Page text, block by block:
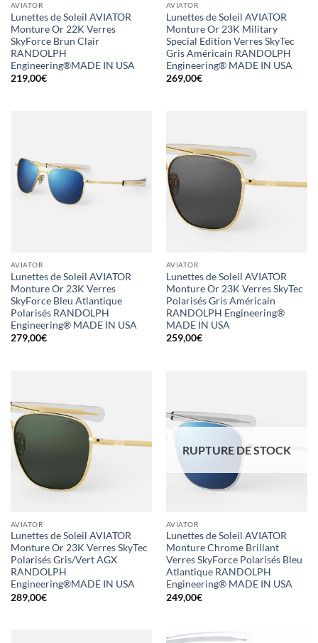
AVIATOR
Lunettes de Soleil AVIATOR
Monture Or 22K Verres
SkyForce Brun Clair
RANDOLPH
Engineering®MADE IN USA
219,00€
AVIATOR
Lunettes de Soleil AVIATOR
Monture Or 23K Military
Special Edition Verres SkyTec
Gris Américain RANDOLPH
Engineering® MADE IN USA
269,00€
AVIATOR
Lunettes de Soleil AVIATOR
Monture Or 23K Verres
SkyForce Bleu Atlantique
Polarisés RANDOLPH
Engineering® MADE IN USA
279,00€
AVIATOR
Lunettes de Soleil AVIATOR
Monture Or 23K Verres SkyTec
Polarisés Gris Américain
RANDOLPH Engineering®
MADE IN USA
259,00€
AVIATOR
Lunettes de Soleil AVIATOR
Monture Or 23K Verres SkyTec
Polarisés Gris/Vert AGX
RANDOLPH
Engineering®MADE IN USA
289,00€
RUPTURE DE STOCK
AVIATOR
Lunettes de Soleil AVIATOR
Monture Chrome Brillant
Verres SkyForce Polarisés Bleu
Atlantique RANDOLPH
Engineering® MADE IN USA
249,00€